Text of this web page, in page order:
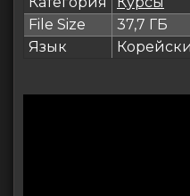
File Size
37,7 ГБ
Язык